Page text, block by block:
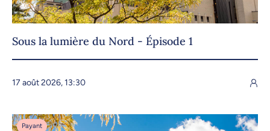
Sous la lumière du Nord - Épisode 1
17 août 2026, 13:30
Payant